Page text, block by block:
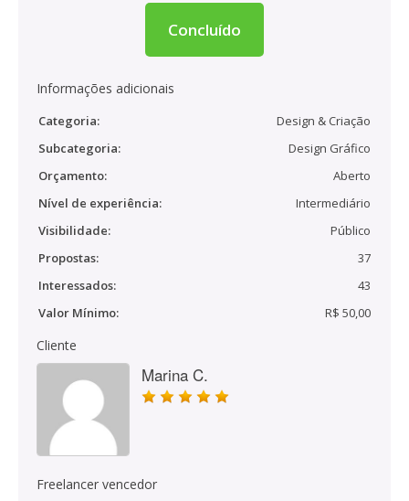
Concluído
Informações adicionais
Categoria:
Design & Criação
Subcategoria:
Design Gráfico
Orçamento:
Aberto
Nível de experiência:
Intermediário
Visibilidade:
Público
Propostas:
37
Interessados:
43
Valor Mínimo:
R$ 50,00
Cliente
Marina C.
Freelancer vencedor